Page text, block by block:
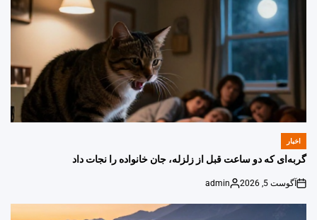
POSTED
IN
اخبار
گربه‌ای که دو ساعت قبل از زلزله، جان خانواده را نجات داد
on
آگوست 5, 2026
Posted
admin